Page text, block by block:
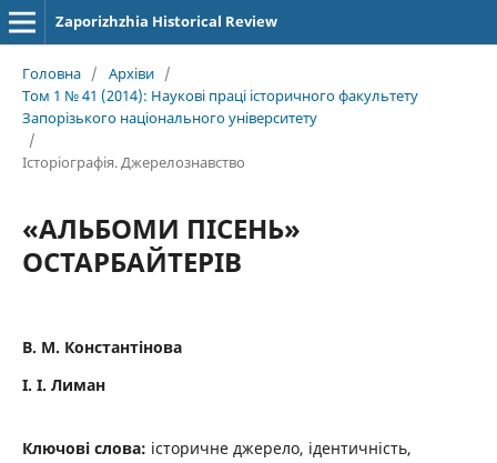
Zaporizhzhia Historical Review
Головна / Архіви /
Том 1 № 41 (2014): Наукові праці історичного факультету
Запорізького національного університету
/
Історіографія. Джерелознавство
«АЛЬБОМИ ПІСЕНЬ»
ОСТАРБАЙТЕРІВ
В. М. Константінова
І. І. Лиман
Ключові слова: історичне джерело, ідентичність,